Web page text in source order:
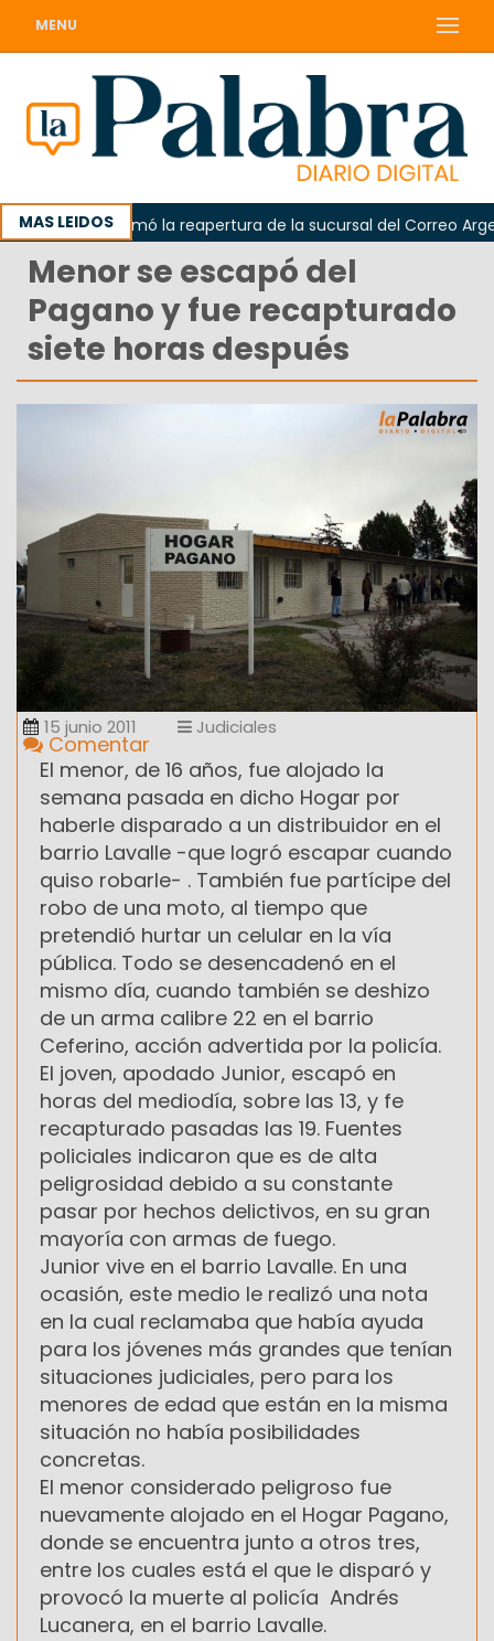
MENU
MAS LEIDOS
reclamó la reapertura de la sucursal del Correo
Menor se escapó del
Pagano y fue recapturado
siete horas después
15 junio 2011 Judiciales
Comentar
El menor, de 16 años, fue alojado la
semana pasada en dicho Hogar por
haberle disparado a un distribuidor en el
barrio Lavalle -que logró escapar cuando
quiso robarle- . También fue partícipe del
robo de una moto, al tiempo que
pretendió hurtar un celular en la vía
pública. Todo se desencadenó en el
mismo día, cuando también se deshizo
de un arma calibre 22 en el barrio
Ceferino, acción advertida por la policía.
El joven, apodado Junior, escapó en
horas del mediodía, sobre las 13, y fe
recapturado pasadas las 19. Fuentes
policiales indicaron que es de alta
peligrosidad debido a su constante
pasar por hechos delictivos, en su gran
mayoría con armas de fuego.
Junior vive en el barrio Lavalle. En una
ocasión, este medio le realizó una nota
en la cual reclamaba que había ayuda
para los jóvenes más grandes que tenían
situaciones judiciales, pero para los
menores de edad que están en la misma
situación no había posibilidades
concretas.
El menor considerado peligroso fue
nuevamente alojado en el Hogar Pagano,
donde se encuentra junto a otros tres,
entre los cuales está el que le disparó y
provocó la muerte al policía Andrés
Lucanera, en el barrio Lavalle.